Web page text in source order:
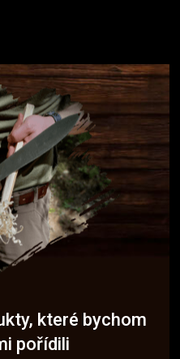
které bychom
pořídili